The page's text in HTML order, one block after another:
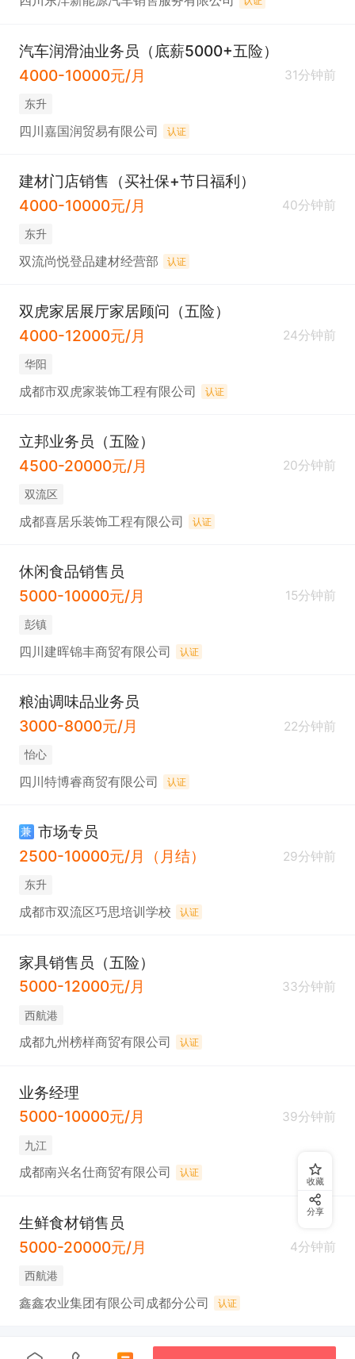
汽车润滑油业务员（底薪5000+五险）
4000-10000元/月
31分钟前
东升
四川嘉国润贸易有限公司 认证
建材门店销售（买社保+节日福利）
4000-10000元/月
40分钟前
东升
双流尚悦登品建材经营部 认证
双虎家居展厅家居顾问（五险）
4000-12000元/月
24分钟前
华阳
成都市双虎家装饰工程有限公司 认证
立邦业务员（五险）
4500-20000元/月
20分钟前
双流区
成都喜居乐装饰工程有限公司 认证
休闲食品销售员
5000-10000元/月
15分钟前
彭镇
四川建晖锦丰商贸有限公司 认证
粮油调味品业务员
3000-8000元/月
22分钟前
怡心
四川特博睿商贸有限公司 认证
兼 市场专员
2500-10000元/月（月结）
29分钟前
东升
成都市双流区巧思培训学校 认证
家具销售员（五险）
5000-12000元/月
33分钟前
西航港
成都九州榜样商贸有限公司 认证
业务经理
5000-10000元/月
39分钟前
九江
成都南兴名仕商贸有限公司 认证
生鲜食材销售员
5000-20000元/月
4分钟前
西航港
鑫鑫农业集团有限公司成都分公司 认证
收藏
分享